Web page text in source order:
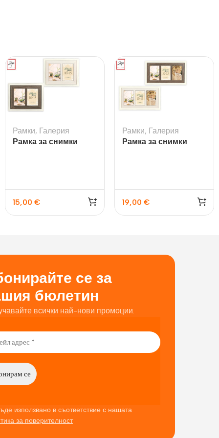
Рамки, Галерия
Рамка за снимки
15,00 €
Рамки, Галерия
Рамка за снимки
19,00 €
се за
бюлетин
всички най-нови промоции.
използвано в съответствие с нашата
за поверителност